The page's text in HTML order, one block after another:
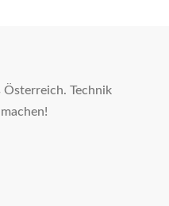
Österreich. Technik